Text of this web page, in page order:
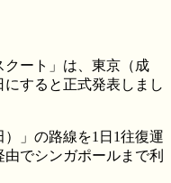
クート」は、東京（成
にすると正式発表しまし
）」の路線を1日1往復運
でシンガポールまで利